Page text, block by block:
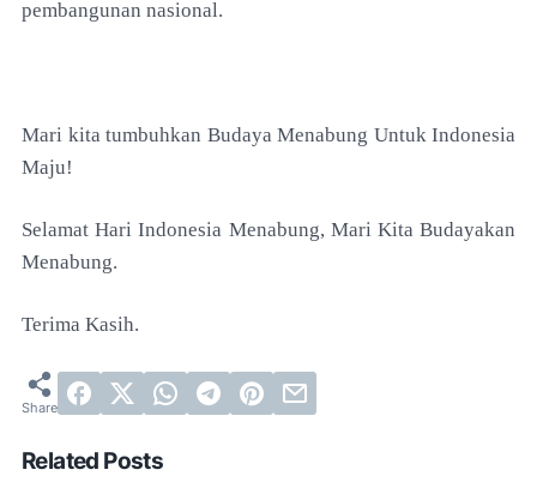
pembangunan nasional.
Mari kita tumbuhkan Budaya Menabung Untuk Indonesia
Maju!
Selamat Hari Indonesia Menabung, Mari Kita Budayakan
Menabung.
Terima Kasih.
Related Posts